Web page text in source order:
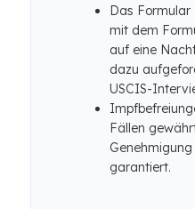
Das
mit dem
auf eine
dazu
USCIS-
Fällen
garantiert.